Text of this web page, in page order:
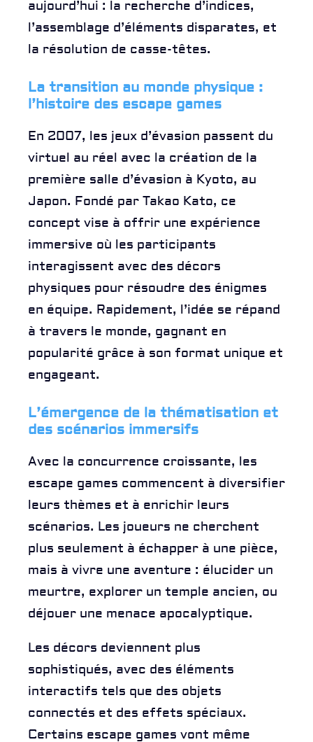
aujourd’hui : la recherche d’indices,
l’assemblage d’éléments disparates, et
la résolution de casse-têtes.
La transition au monde physique :
l’histoire des escape games
En 2007, les jeux d’évasion passent du
virtuel au réel avec la création de la
première salle d’évasion à Kyoto, au
Japon. Fondé par Takao Kato, ce
concept vise à offrir une expérience
immersive où les participants
interagissent avec des décors
physiques pour résoudre des énigmes
en équipe. Rapidement, l’idée se répand
à travers le monde, gagnant en
popularité grâce à son format unique et
engageant.
L’émergence de la thématisation et
des scénarios immersifs
Avec la concurrence croissante, les
escape games commencent à diversifier
leurs thèmes et à enrichir leurs
scénarios. Les joueurs ne cherchent
plus seulement à échapper à une pièce,
mais à vivre une aventure : élucider un
meurtre, explorer un temple ancien, ou
déjouer une menace apocalyptique.
Les décors deviennent plus
sophistiqués, avec des éléments
interactifs tels que des objets
connectés et des effets spéciaux.
Certains escape games vont même